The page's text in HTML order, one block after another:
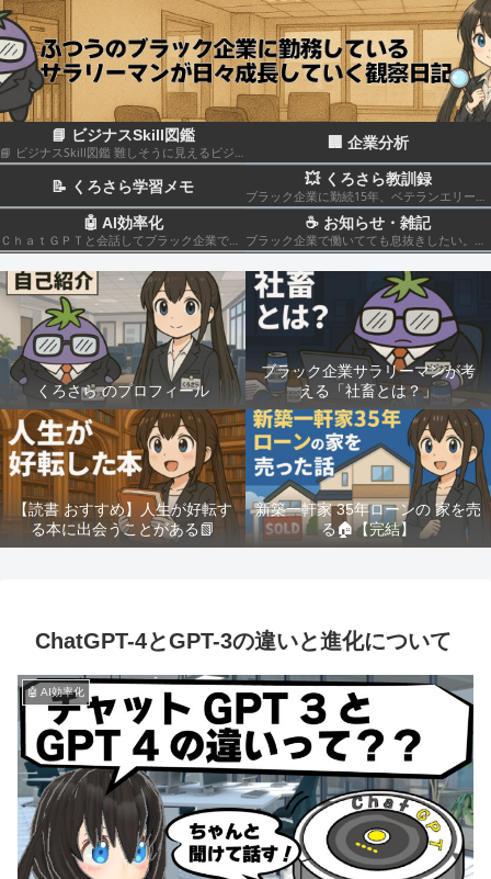
📘 ビジナスSkill図鑑
📘 ビジナスSkill図鑑 難しそうに見えるビジネススキルも、構造化して分解すれば実はカンタン！いろんなスキルの組み合わせだということがわかると思います このカテゴリでは仕事のスキルを“ナスでもわかる”レベルで図解＆やさしく柔らかく解説していきます🍆
🏢 企業分析
📝 くろさら学習メモ 💥 くろさら教訓録
ブラック企業に勤続15年、ベテランエリート社畜サラリーマンの経験を活かした日記です📗
🤖 AI効率化
ＣｈａｔＧＰＴと会話してブラック企業での疲れを癒やしたり、自己成長のための知見を広げる💻
☕ お知らせ・雑記
ブラック企業で働いてても息抜きしたい。。。
くろさら のプロフィール
ブラック企業サラリーマンが考
える「社畜とは？」
【読書 おすすめ】人生が好転す
る本に出会うことがある📗
新築一軒家 35年ローンの 家を売
る🏠️【完結】
ChatGPT-4とGPT-3の違いと進化について
🤖 AI効率化